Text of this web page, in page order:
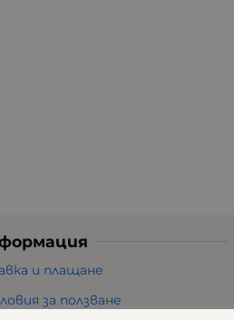
и плащане
за ползване